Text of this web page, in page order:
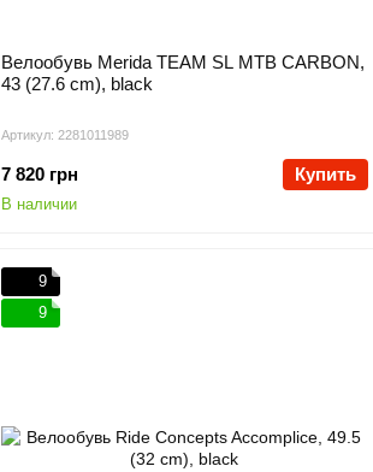
Артикул: 2281011989
Велообувь Merida TEAM SL MTB CARBON,
43 (27.6 cm), black
7 820 грн Купить
В наличии
9
9